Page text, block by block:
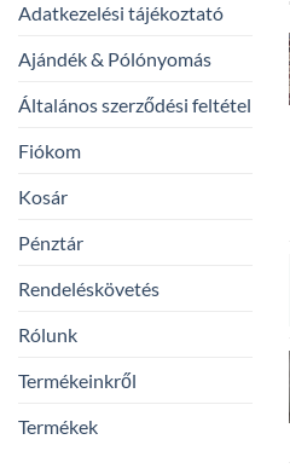
Adatkezelési tájékoztató
Ajándék & Pólónyomás
Általános szerződési feltétel
Fiókom
Kosár
Pénztár
Rendeléskövetés
Rólunk
Termékeinkről
Termékek